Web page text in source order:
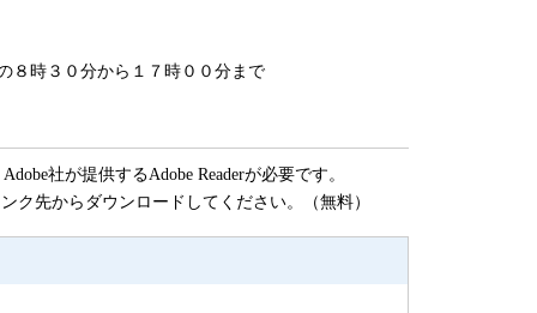
８時３０分から１７時００分まで
社が提供するAdobe Readerが必要です。
ク先からダウンロードしてください。（無料）